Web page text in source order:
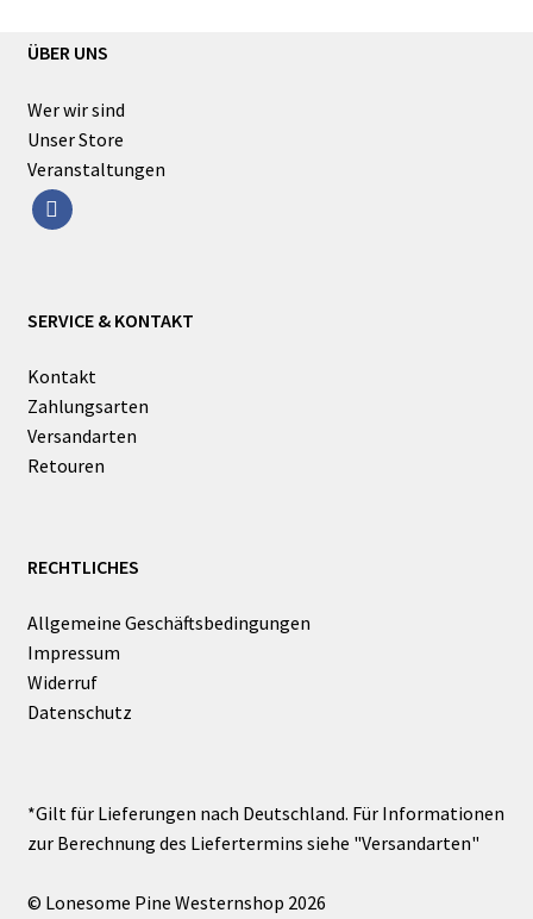
ÜBER UNS
Wer wir sind
Unser Store
Veranstaltungen
facebook
SERVICE & KONTAKT
Kontakt
Zahlungsarten
Versandarten
Retouren
RECHTLICHES
Allgemeine Geschäftsbedingungen
Impressum
Widerruf
Datenschutz
© Lonesome Pine Westernshop 2026